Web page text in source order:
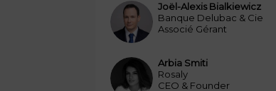
JB
Joël-Alexis Bialkiewicz
Banque Delubac & Cie
Associé Gérant
AS
Arbia Smiti
Rosaly
CEO & Founder